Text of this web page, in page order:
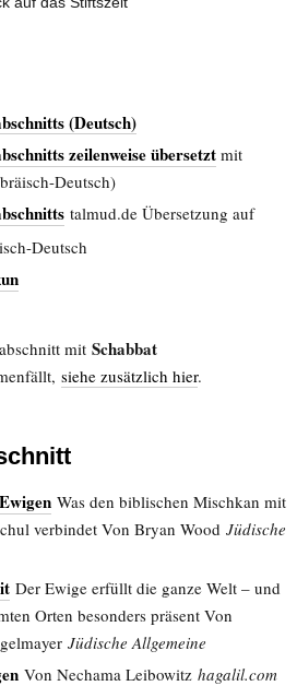
(Deutsch)
zeilenweise übersetzt mit
Deutsch)
talmud.de Übersetzung auf
Deutsch
mit Schabbat
siehe zusätzlich hier.
Was den biblischen Mischkan mit
verbindet Von Bryan Wood Jüdische
Der Ewige erfüllt die ganze Welt – und
Orten besonders präsent Von
Jüdische Allgemeine
Von Nechama Leibowitz hagalil.com